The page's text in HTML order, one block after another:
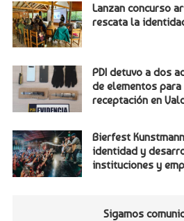
Lanzan concurso
rescata la
PDI detuvo a dos
de elementos
receptación en
Bierfest
identidad y
instituciones y
Sigamos